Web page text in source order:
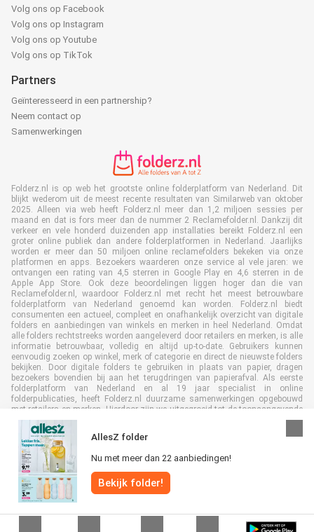
AllesZ folder
Nu met meer dan 22 aanbiedingen!
Bekijk folder!
Volg ons op Facebook
Volg ons op Instagram
Volg ons op Youtube
Volg ons op TikTok
Partners
Geïnteresseerd in een partnership?
Neem contact op
Samenwerkingen
Folderz.nl is op web het grootste online folderplatform van Nederland. Dit
blijkt wederom uit de meest recente resultaten van Similarweb van oktober
2025. Alleen via web heeft Folderz.nl meer dan 1,2 miljoen sessies per
maand en dat is fors meer dan de nummer 2 Reclamefolder.nl. Dankzij dit
verkeer en vele honderd duizenden app installaties bereikt Folderz.nl een
groter online publiek dan andere folderplatformen in Nederland. Jaarlijks
worden er meer dan 50 miljoen online reclamefolders bekeken via onze
platformen en apps. Bezoekers waarderen onze service al vele jaren: we
ontvangen een rating van 4,5 sterren in Google Play en 4,6 sterren in de
Apple App Store. Ook deze beoordelingen liggen hoger dan die van
Reclamefolder.nl, waardoor Folderz.nl met recht het meest betrouwbare
folderplatform van Nederland genoemd kan worden. Folderz.nl biedt
consumenten een actueel, compleet en onafhankelijk overzicht van digitale
folders en aanbiedingen van winkels en merken in heel Nederland. Omdat
alle folders rechtstreeks worden aangeleverd door retailers en merken, is alle
informatie betrouwbaar, volledig en altijd up-to-date. Gebruikers kunnen
eenvoudig zoeken op winkel, merk of categorie en direct de nieuwste folders
bekijken. Door digitale folders te gebruiken in plaats van papier, dragen
bezoekers bovendien bij aan het terugdringen van papierafval. Als eerste
folderplatform van Nederland en al 19 jaar specialist in online
folderpublicaties, heeft Folderz.nl duurzame samenwerkingen opgebouwd
met retailers en merken. Hierdoor zijn we uitgegroeid tot de toonaangevende
speler in de digitale foldermarkt.
Alle rechten voorbehouden © Folderz.nl 2026 |